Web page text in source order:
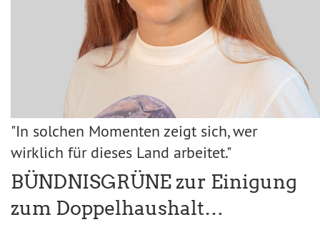
"In solchen Momenten zeigt sich, wer
wirklich für dieses Land arbeitet."
BÜNDNISGRÜNE zur Einigung
zum Doppelhaushalt…